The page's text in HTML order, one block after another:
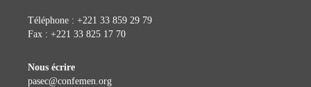
Téléphone : +221 33 859 29 79
Fax : +221 33 825 17 70
Nous écrire
pasec@confemen.org